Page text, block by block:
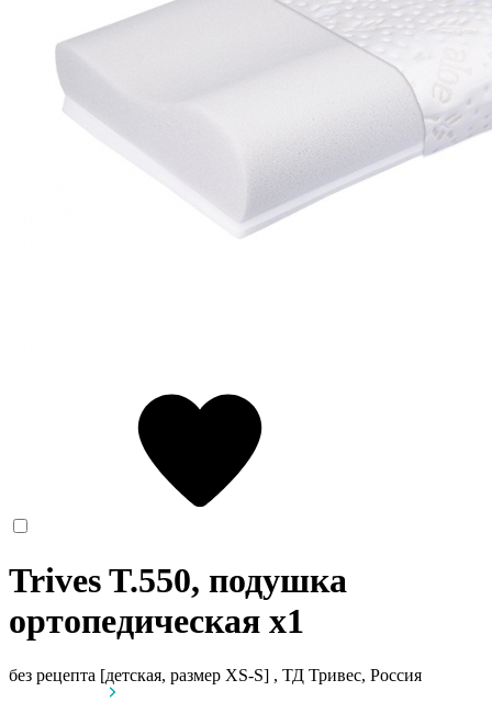
Trives T.550, подушка
ортопедическая x1
без рецепта [детская, размер XS-S] , ТД Тривес, Россия